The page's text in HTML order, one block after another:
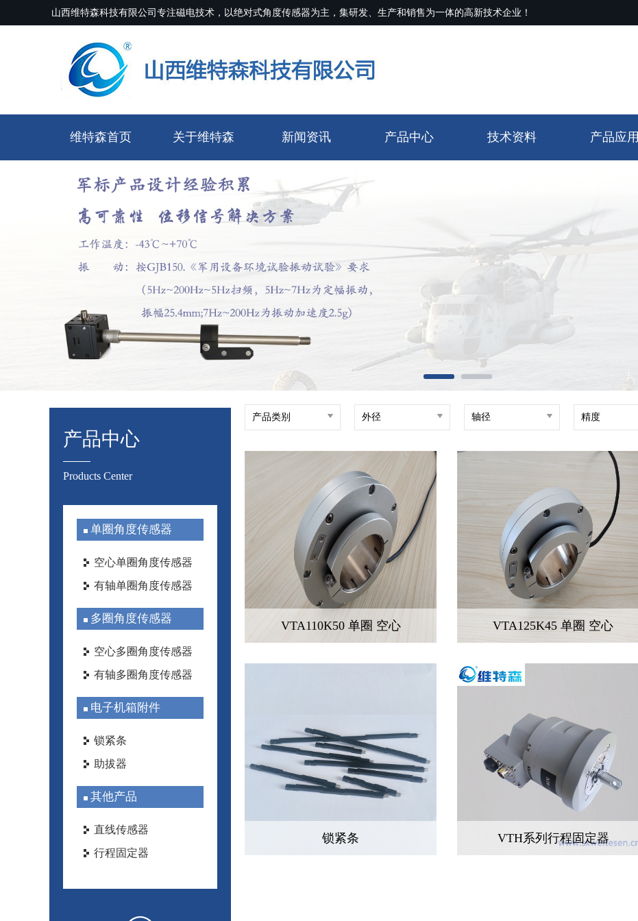
山西维特森科技有限公司专注磁电技术，以绝对式角度传感器为主，集研发、生产和销售为一体的高新技术企业！
维特森首页 关于维特森 新闻资讯 产品中心 技术资料 产品应用
产品中心
Products Center
单圈角度传感器
空心单圈角度传感器
有轴单圈角度传感器
多圈角度传感器
空心多圈角度传感器
有轴多圈角度传感器
电子机箱附件
锁紧条
助拔器
其他产品
直线传感器
行程固定器
VTC68K08 （百万圈级）
VTM230K140 单圈 冗
VTA110K50 单圈 空心 VTA125K45 单圈 空心
锁紧条 VTH系列行程固定器